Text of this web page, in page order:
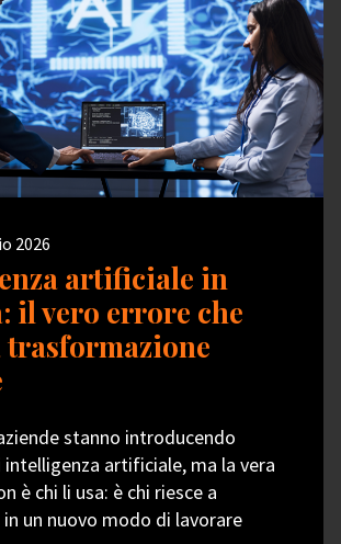
2026
artificiale in
il vero errore che
trasformazione
stanno introducendo
artificiale, ma la vera
è chi li usa: è chi riesce a
un nuovo modo di lavorare